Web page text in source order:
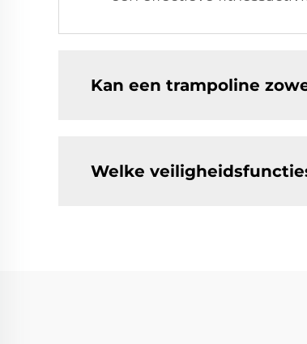
Kan een trampoline
Welke